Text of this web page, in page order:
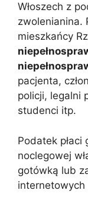
Włoszech z
zwolenianina.
mieszkańcy
pacjenta,
policji, legalni
studenci itp.
Podatek
noclegowej
gotówką lub